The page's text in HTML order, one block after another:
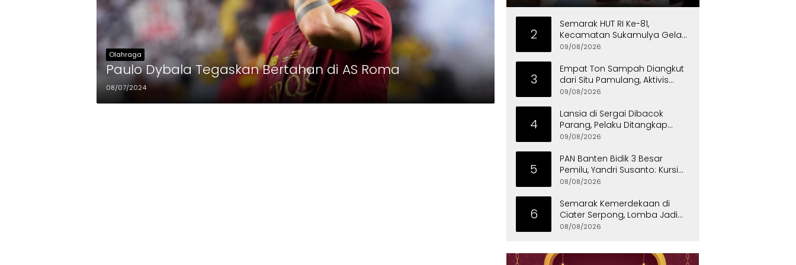
Olahraga
Paulo Dybala Tegaskan Bertahan di AS Roma
08/07/2024
2
Semarak HUT RI Ke-81,
Kecamatan Sukamulya Gelar
Lomba Sepak Bola
09/08/2026
3
Empat Ton Sampah Diangkut
dari Situ Pamulang, Aktivis
Desak Pemprov Banten Peduli
09/08/2026
4
Lansia di Sergai Dibacok
Parang, Pelaku Ditangkap
Polisi
09/08/2026
5
PAN Banten Bidik 3 Besar
Pemilu, Yandri Susanto: Kursi
Pimpinan DPRD Harus Direbut
08/08/2026
6
Semarak Kemerdekaan di
Ciater Serpong, Lomba Jadi
Ajang Pererat Kekompakan
08/08/2026